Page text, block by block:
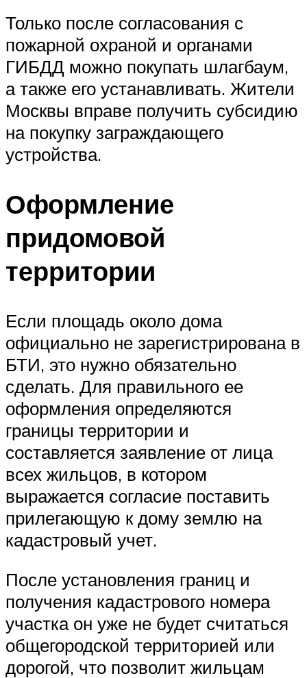
Только после согласования с
пожарной охраной и органами
ГИБДД можно покупать шлагбаум,
а также его устанавливать. Жители
Москвы вправе получить субсидию
на покупку заграждающего
устройства.
Оформление
придомовой
территории
Если площадь около дома
официально не зарегистрирована в
БТИ, это нужно обязательно
сделать. Для правильного ее
оформления определяются
границы территории и
составляется заявление от лица
всех жильцов, в котором
выражается согласие поставить
прилегающую к дому землю на
кадастровый учет.
После установления границ и
получения кадастрового номера
участка он уже не будет считаться
общегородской территорией или
дорогой, что позволит жильцам